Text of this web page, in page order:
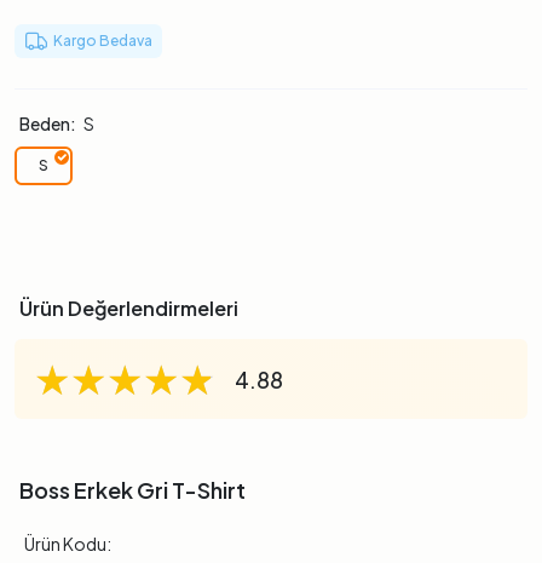
Kargo Bedava
Beden: S
S
Ürün Değerlendirmeleri
★★★★★
★★★★★
★★★★★ 4.88
Boss Erkek Gri T-Shirt
Ürün Kodu: